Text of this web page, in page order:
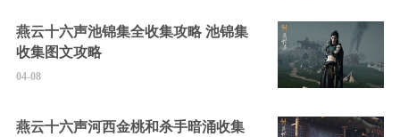
燕云十六声池锦集全收集攻略 池锦集
收集图文攻略
04-08
燕云十六声河西金桃和杀手暗涌收集